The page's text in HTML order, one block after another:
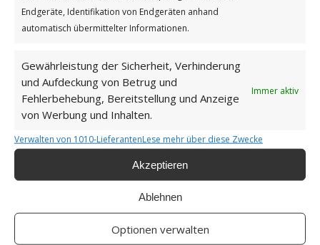
Endgeräte, Identifikation von Endgeräten anhand
automatisch übermittelter Informationen.
Gewährleistung der Sicherheit, Verhinderung
und Aufdeckung von Betrug und
Fehlerbehebung, Bereitstellung und Anzeige
von Werbung und Inhalten.
Immer aktiv
Verwalten von 1010-LieferantenLese mehr über diese Zwecke
Akzeptieren
Ablehnen
Optionen verwalten
Wie findest du diesen Beitrag?
/ 0 KOMMENTARE /
Impressum